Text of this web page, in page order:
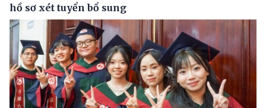
hồ sơ xét tuyển bổ sung